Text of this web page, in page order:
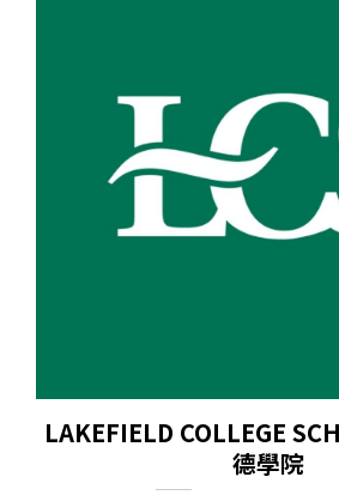
LAKEFIELD COLLEGE
德學院